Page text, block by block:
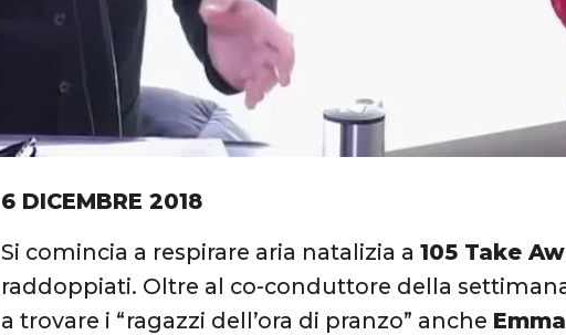
6 DICEMBRE 2018
Si comincia a respirare aria natalizia a105 Take
raddoppiati. Oltre al co-conduttore della
a trovare i “ragazzi dell’ora di pranzo” anche